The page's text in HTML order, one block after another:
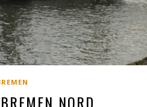
NORD